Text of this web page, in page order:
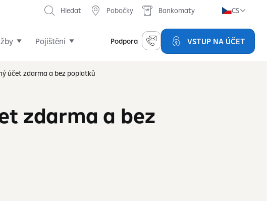
Pojištění Podpora VSTUP NA ÚČET
CS
Hledat Pobočky Bankomaty
účet zdarma a bez poplatků
zdarma a bez